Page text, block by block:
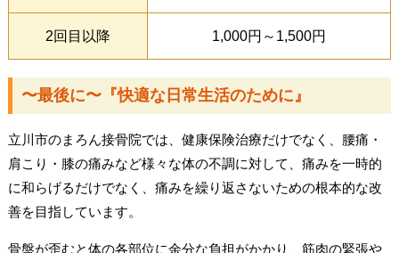
2回目以降 1,000円～1,500円
〜最後に〜『快適な日常生活のために』
立川市のまろん接骨院では、健康保険治療だけでなく、腰痛・
肩こり・膝の痛みなど様々な体の不調に対して、痛みを一時的
に和らげるだけでなく、痛みを繰り返さないための根本的な改
善を目指しています。
骨盤が歪むと体の各部位に余分な負担がかかり、筋肉の緊張や